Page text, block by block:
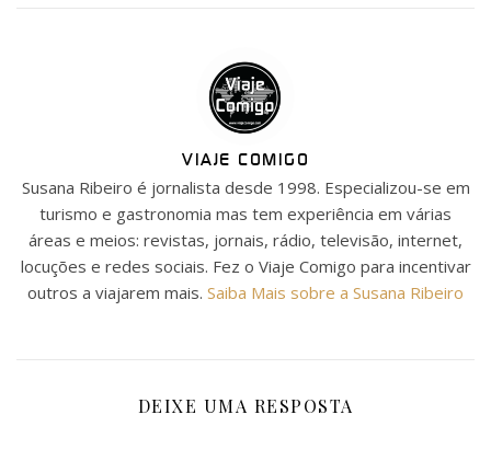
VIAJE COMIGO
Susana Ribeiro é jornalista desde 1998. Especializou-se em
turismo e gastronomia mas tem experiência em várias
áreas e meios: revistas, jornais, rádio, televisão, internet,
locuções e redes sociais. Fez o Viaje Comigo para incentivar
outros a viajarem mais. Saiba Mais sobre a Susana Ribeiro
DEIXE UMA RESPOSTA